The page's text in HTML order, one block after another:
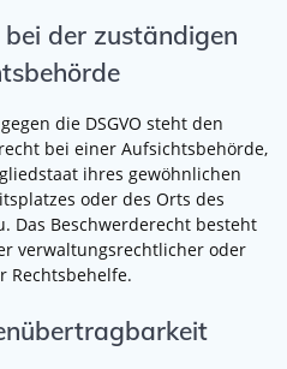
der zuständigen
die DSGVO steht den
bei einer Aufsichtsbehörde,
ihres gewöhnlichen
oder des Orts des
Das Beschwerderecht besteht
verwaltungsrechtlicher oder
Rechtsbehelfe.